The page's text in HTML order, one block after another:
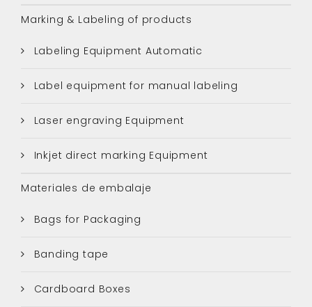
Marking & Labeling of products
Labeling Equipment Automatic
Label equipment for manual labeling
Laser engraving Equipment
Inkjet direct marking Equipment
Materiales de embalaje
Bags for Packaging
Banding tape
Cardboard Boxes